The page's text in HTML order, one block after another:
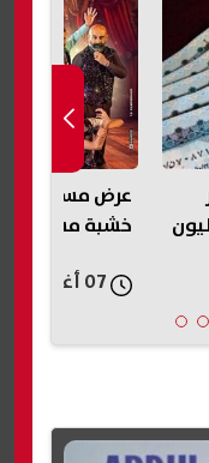
بشرى لـ 11.5 مليون
عرض مسرحية
خشبة مسرح